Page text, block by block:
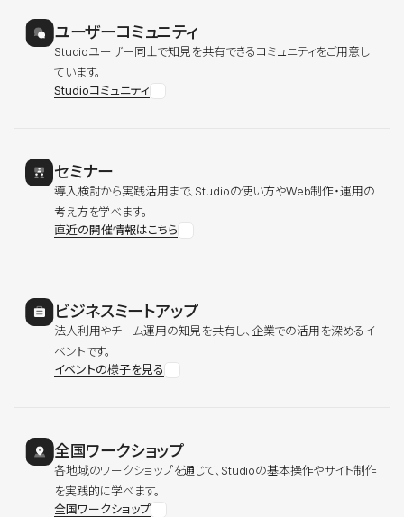
ユーザーコミュニティ
Studioユーザー同士で知見を共有できるコミュニティをご用意し
ています。
Studioコミュニティ
セミナー
導入検討から実践活用まで、Studioの使い方やWeb制作・運用の
考え方を学べます。
直近の開催情報はこちら
ビジネスミートアップ
法人利用やチーム運用の知見を共有し、企業での活用を深めるイ
ベントです。
イベントの様子を見る
全国ワークショップ
各地域のワークショップを通じて、Studioの基本操作やサイト制作
を実践的に学べます。
全国ワークショップ